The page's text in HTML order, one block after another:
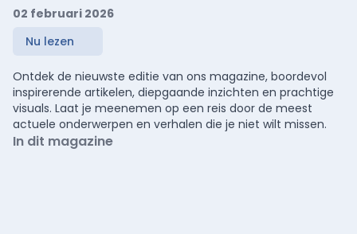
02 februari 2026
Nu lezen
Ontdek de nieuwste editie van ons magazine, boordevol
inspirerende artikelen, diepgaande inzichten en prachtige
visuals. Laat je meenemen op een reis door de meest
actuele onderwerpen en verhalen die je niet wilt missen.
In dit magazine